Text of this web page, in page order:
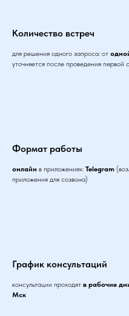
Количество встреч
для решения одного запроса: от
уточняется после проведения первой
Формат работы
онлайн в приложениях: Telegram
приложения для созвона)
График консультаций
консультации проходят в рабочие
Мск